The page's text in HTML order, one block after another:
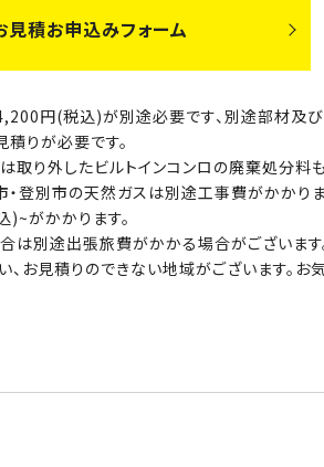
見積お申込みフォーム
円(税込)が別途必要です、別途部材及
りが必要です。
り外したビルトインコンロの廃棄処分料も
登別市の天然ガスは別途工事費がかかり
がかかります。
は別途出張旅費がかかる場合がございます
お見積りのできない地域がございます。お